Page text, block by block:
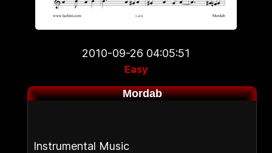
2010-09-26 04:05:51
Easy
Mordab
Instrumental Music